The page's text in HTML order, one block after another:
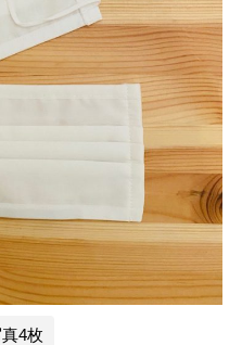
4枚